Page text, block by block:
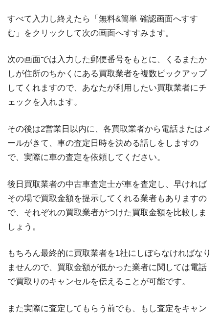
すべて入力し終えたら「無料&簡単 確認画面へすす
む」をクリックして次の画面へすすみます。
次の画面では入力した郵便番号をもとに、くるまたか
しが住所のちかくにある買取業者を複数ピックアップ
してくれますので、あなたが利用したい買取業者にチ
ェックを入れます。
その後は2営業日以内に、各買取業者から電話またはメ
ールがきて、車の査定日時を決める話しをしますの
で、実際に車の査定を依頼してください。
後日買取業者の中古車査定士が車を査定し、早ければ
その場で買取金額を提示してくれる業者もありますの
で、それぞれの買取業者がつけた買取金額を比較しま
しょう。
もちろん最終的に買取業者を1社にしぼらなければなり
ませんので、買取金額が低かった業者に関しては電話
で買取りのキャンセルを伝えることが可能です。
また実際に査定してもらう前でも、もし査定をキャン